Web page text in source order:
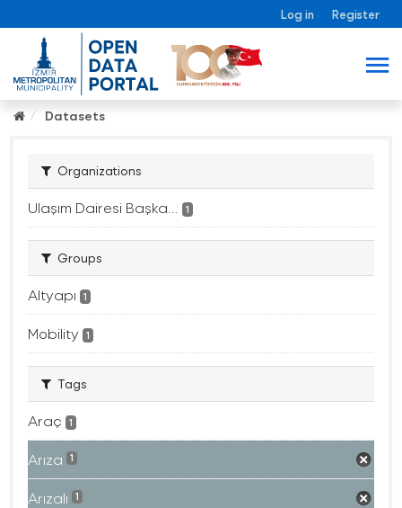
Log in Register
Datasets
Organizations
Ulaşım Dairesi Başka... 1
Groups
Altyapı 1
Mobility 1
Tags
Araç 1
Arıza 1
Arızalı 1